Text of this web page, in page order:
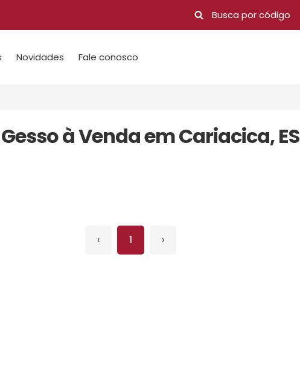
Novidades Fale conosco
à Venda em Cariacica, ES
‹ 1 ›